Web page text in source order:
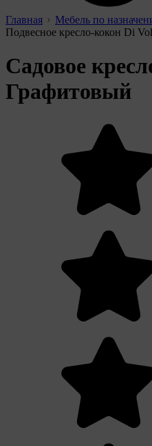
Главная
Мебель по
Подвесное кресло-кокон Di
Садовое
Графитовый